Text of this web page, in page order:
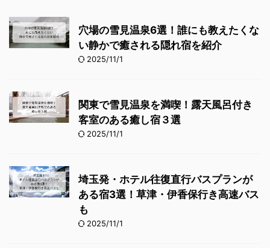
穴場の雪見温泉6選！誰にも教えたくな
い静かで癒される隠れ宿を紹介
2025/11/1
関東で雪見温泉を満喫！露天風呂付き
客室のある癒し宿３選
2025/11/1
埼玉発・ホテル往復直行バスプランが
ある宿3選！草津・伊香保行き高速バス
も
2025/11/1